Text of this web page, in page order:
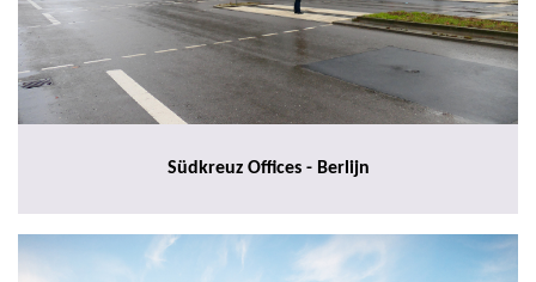
Südkreuz Offices - Berlijn